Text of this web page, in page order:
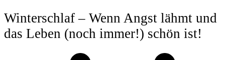
Winterschlaf – Wenn Angst lähmt und
das Leben (noch immer!) schön ist!